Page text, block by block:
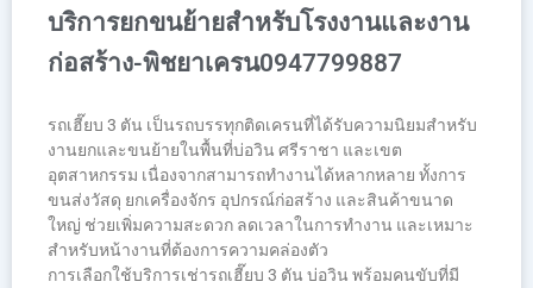
บริการยกขนย้ายสำหรับโรงงานและงาน
ก่อสร้าง-พิชยาเครน0947799887
รถเฮี๊ยบ 3 ตัน เป็นรถบรรทุกติดเครนที่ได้รับความนิยมสำหรับ
งานยกและขนย้ายในพื้นที่บ่อวิน ศรีราชา และเขต
อุตสาหกรรม เนื่องจากสามารถทำงานได้หลากหลาย ทั้งการ
ขนส่งวัสดุ ยกเครื่องจักร อุปกรณ์ก่อสร้าง และสินค้าขนาด
ใหญ่ ช่วยเพิ่มความสะดวก ลดเวลาในการทำงาน และเหมาะ
สำหรับหน้างานที่ต้องการความคล่องตัว
การเลือกใช้บริการเช่ารถเฮี๊ยบ 3 ตัน บ่อวิน พร้อมคนขับที่มี